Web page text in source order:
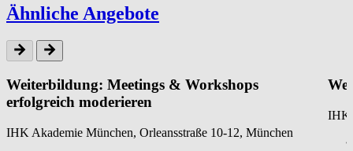
Ähnliche Angebote
Weiterbildung: Meetings & Workshops
erfolgreich moderieren
IHK Akademie München, Orleansstraße 10-12, München
IHK